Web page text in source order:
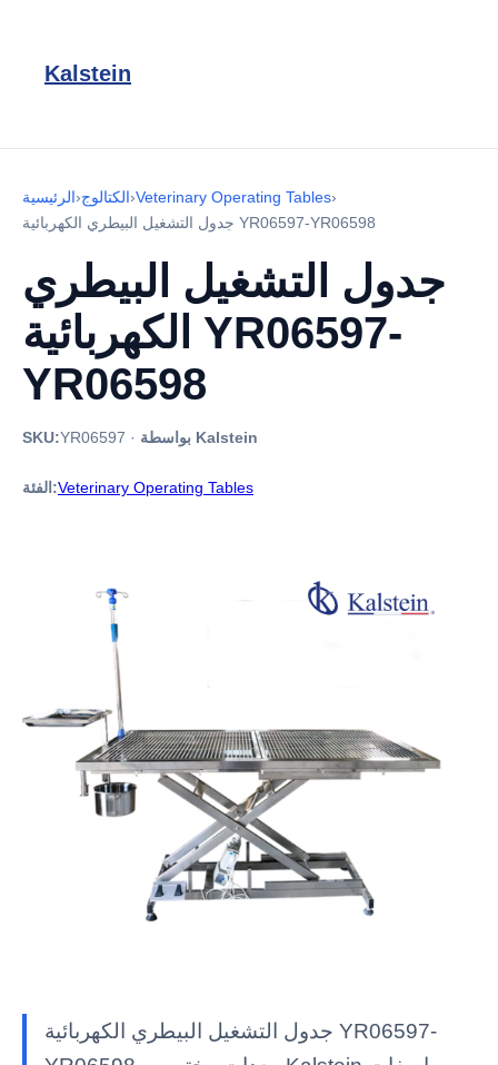
Kalstein
الرئيسية›الكتالوج›Veterinary Operating Tables›
جدول التشغيل البيطري الكهربائية YR06597-YR06598
جدول التشغيل البيطري
الكهربائية YR06597-
YR06598
SKU:YR06597 · بواسطة Kalstein
الفئة:Veterinary Operating Tables
جدول التشغيل البيطري الكهربائية YR06597-